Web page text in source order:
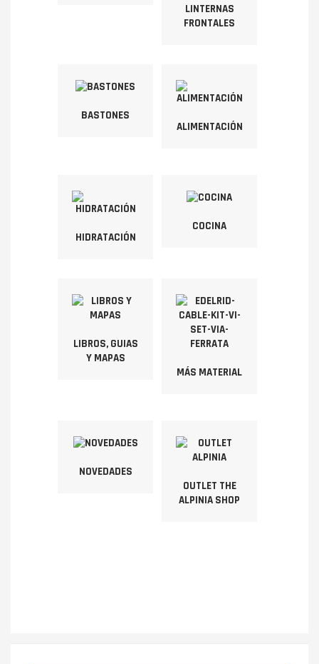
LINTERNAS
FRONTALES
BASTONES
ALIMENTACIÓN
HIDRATACIÓN
COCINA
LIBROS, GUIAS
Y MAPAS
MÁS MATERIAL
NOVEDADES
OUTLET THE
ALPINIA SHOP